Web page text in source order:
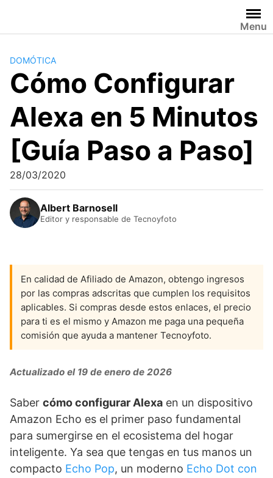
contenido
Menu
DOMÓTICA
Cómo Configurar
Alexa en 5 Minutos
[Guía Paso a Paso]
28/03/2020
Albert Barnosell
Editor y responsable de Tecnoyfoto
En calidad de Afiliado de Amazon, obtengo ingresos
por las compras adscritas que cumplen los requisitos
aplicables. Si compras desde estos enlaces, el precio
para ti es el mismo y Amazon me paga una pequeña
comisión que ayuda a mantener Tecnoyfoto.
Actualizado el 19 de enero de 2026
Saber cómo configurar Alexa en un dispositivo
Amazon Echo es el primer paso fundamental
para sumergirse en el ecosistema del hogar
inteligente. Ya sea que tengas en tus manos un
compacto Echo Pop, un moderno Echo Dot con